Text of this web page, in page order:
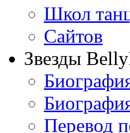
Школ
Сайтов
Звезды
Перевод